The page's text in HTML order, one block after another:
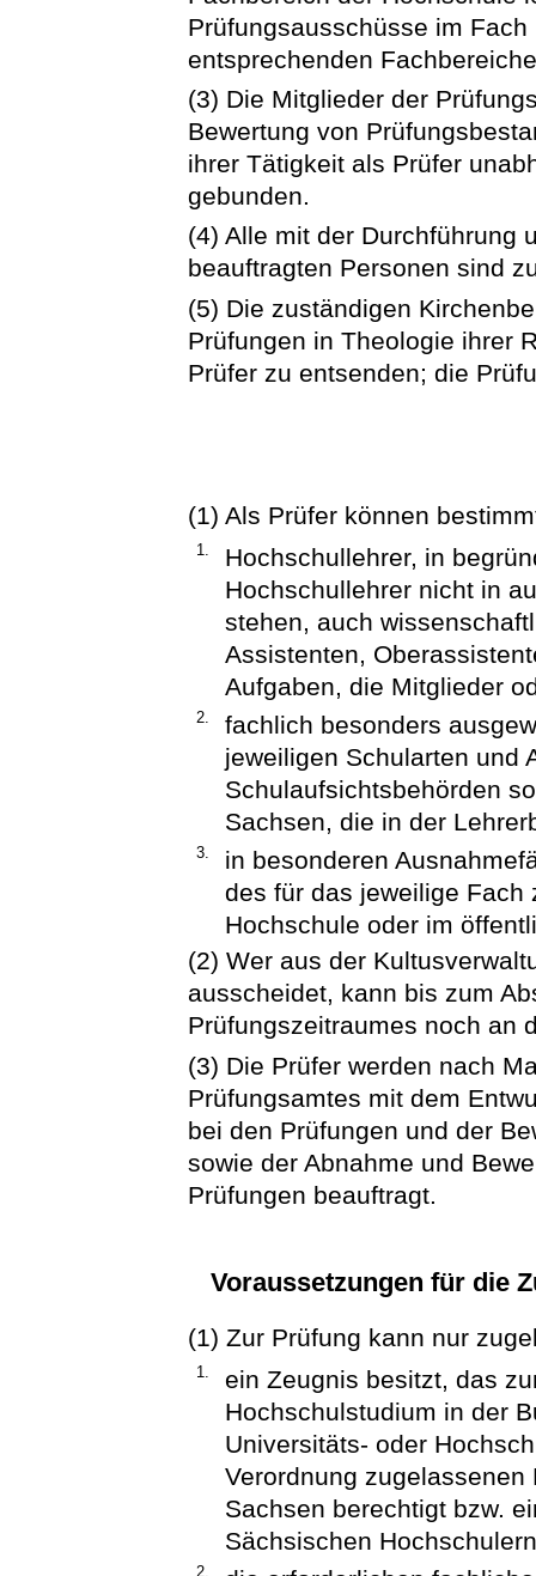
Prüfungsausschüsse im
entsprechenden
(3) Die Mitglieder der
Bewertung von
ihrer Tätigkeit als Prüfer
gebunden.
(4) Alle mit der Durchführung
beauftragten Personen sind
(5) Die zuständigen
Prüfungen in Theologie ihrer
Prüfer zu entsenden; die
(1) Als Prüfer können
1.
Hochschullehrer, in
Hochschullehrer nicht in
stehen, auch
Assistenten,
Aufgaben, die Mitglieder
2.
fachlich besonders
jeweiligen Schularten und
Schulaufsichtsbehörden
Sachsen, die in der
3.
in besonderen
des für das jeweilige Fach
Hochschule oder im
(2) Wer aus der
ausscheidet, kann bis zum
Prüfungszeitraumes noch an
(3) Die Prüfer werden nach
Prüfungsamtes mit dem
bei den Prüfungen und der
sowie der Abnahme und
Prüfungen beauftragt.
Voraussetzungen für die
(1) Zur Prüfung kann nur
1.
ein Zeugnis besitzt, das
Hochschulstudium in der
Universitäts- oder
Verordnung
Sachsen berechtigt bzw.
Sächsischen
2.